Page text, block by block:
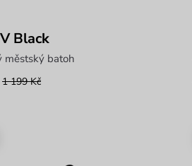
Black
městský batoh
1 199 Kč